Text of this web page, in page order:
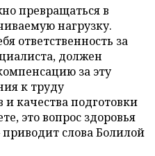
превращаться в
нагрузку.
ответственность за
должен
за эту
к труду
качества подготовки
это вопрос здоровья
слова Болилой